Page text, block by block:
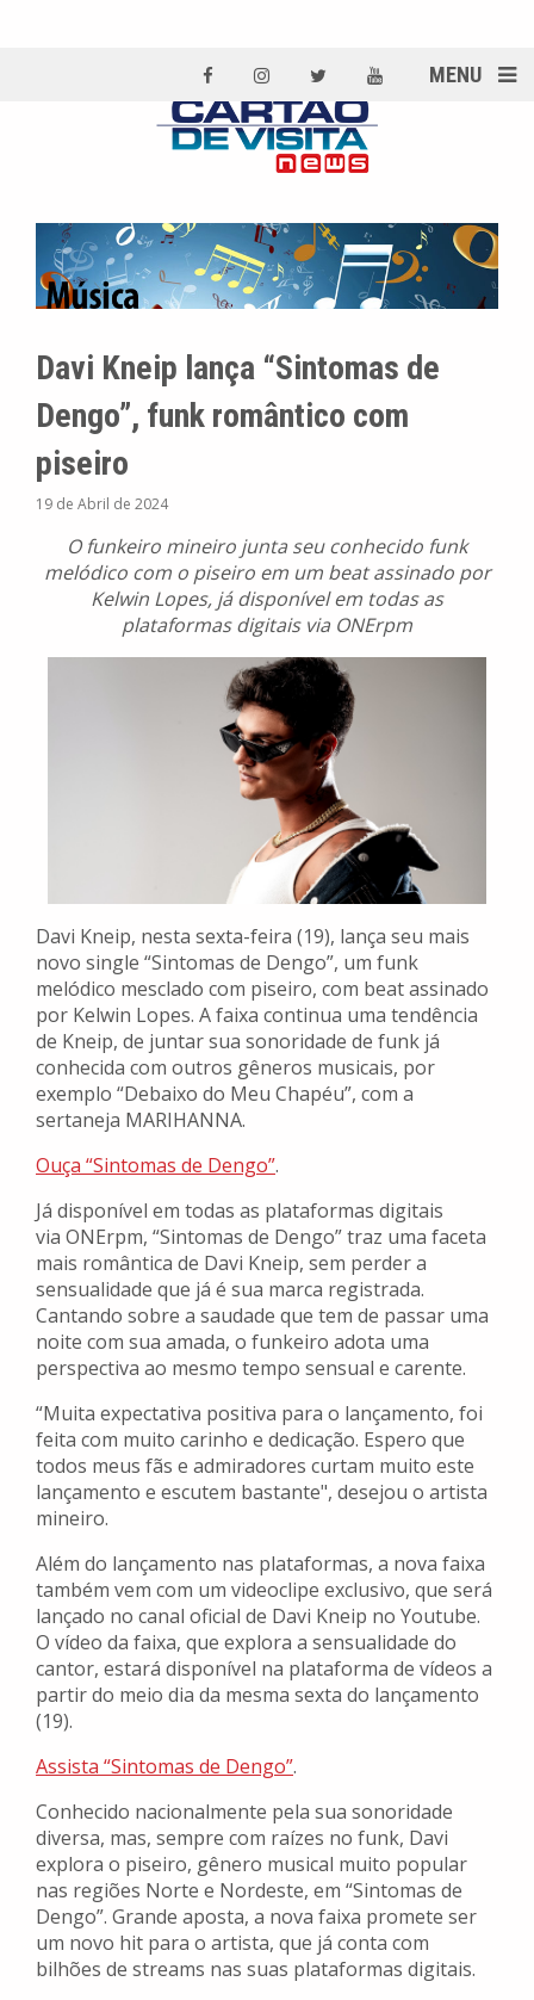
MENU
Davi Kneip lança “Sintomas de
Dengo”, funk romântico com
piseiro
19 de Abril de 2024
O funkeiro mineiro junta seu conhecido funk
melódico com o piseiro em um beat assinado por
Kelwin Lopes, já disponível em todas as
plataformas digitais via ONErpm
Davi Kneip, nesta sexta-feira (19), lança seu mais
novo single “Sintomas de Dengo”, um funk
melódico mesclado com piseiro, com beat assinado
por Kelwin Lopes. A faixa continua uma tendência
de Kneip, de juntar sua sonoridade de funk já
conhecida com outros gêneros musicais, por
exemplo “Debaixo do Meu Chapéu”, com a
sertaneja MARIHANNA.
Ouça “Sintomas de Dengo”.
Já disponível em todas as plataformas digitais
via ONErpm, “Sintomas de Dengo” traz uma faceta
mais romântica de Davi Kneip, sem perder a
sensualidade que já é sua marca registrada.
Cantando sobre a saudade que tem de passar uma
noite com sua amada, o funkeiro adota uma
perspectiva ao mesmo tempo sensual e carente.
“Muita expectativa positiva para o lançamento, foi
feita com muito carinho e dedicação. Espero que
todos meus fãs e admiradores curtam muito este
lançamento e escutem bastante", desejou o artista
mineiro.
Além do lançamento nas plataformas, a nova faixa
também vem com um videoclipe exclusivo, que será
lançado no canal oficial de Davi Kneip no Youtube.
O vídeo da faixa, que explora a sensualidade do
cantor, estará disponível na plataforma de vídeos a
partir do meio dia da mesma sexta do lançamento
(19).
Assista “Sintomas de Dengo”.
Conhecido nacionalmente pela sua sonoridade
diversa, mas, sempre com raízes no funk, Davi
explora o piseiro, gênero musical muito popular
nas regiões Norte e Nordeste, em “Sintomas de
Dengo”. Grande aposta, a nova faixa promete ser
um novo hit para o artista, que já conta com
bilhões de streams nas suas plataformas digitais.